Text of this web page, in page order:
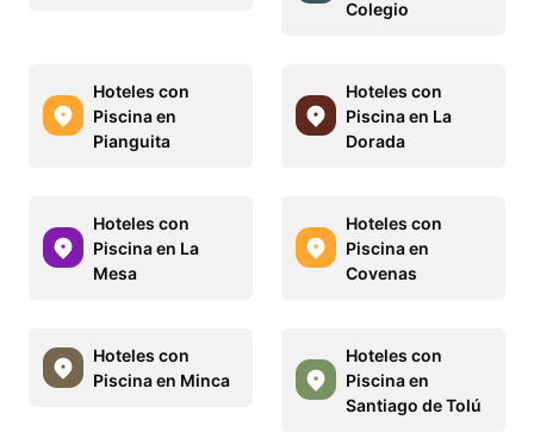
Colegio
Hoteles con
Piscina en
Pianguita
Hoteles con
Piscina en La
Dorada
Hoteles con
Piscina en La
Mesa
Hoteles con
Piscina en
Covenas
Hoteles con
Piscina en Minca
Hoteles con
Piscina en
Santiago de Tolú